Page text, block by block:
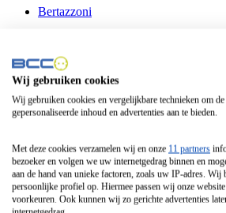
Bertazzoni
Fitelli
Airfryer
Frituurpan
Contactgrill
Broodbakmachine
Broodrooster
Wij gebruiken cookies
Wij gebruiken cookies en vergelijkbare technieken om
gepersonaliseerde inhoud en advertenties aan te bieden.
Met deze cookies verzamelen wij en onze 11 partners
bezoeker en volgen we uw internetgedrag binnen en
aan de hand van unieke factoren, zoals uw IP-adres.
persoonlijke profiel op. Hiermee passen wij onze
voorkeuren. Ook kunnen wij zo gerichte advertenties